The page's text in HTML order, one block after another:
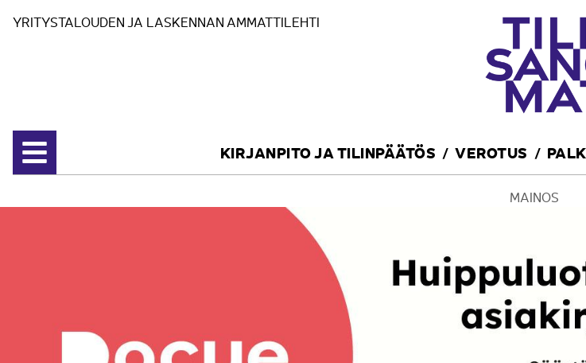
YRITYSTALOUDEN JA LASKENNAN AMMATTILEHTI
Avaa valikko
KIRJANPITO JA TILINPÄÄTÖS VEROTUS
MAINOS